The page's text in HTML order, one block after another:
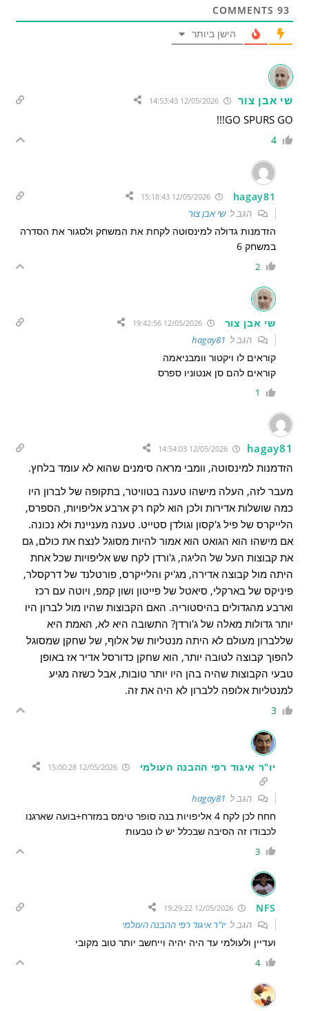
93
הישן ביותר
שי אבן צור 12/05/2026 14:53:43
GO SPURS GO!!!
4
hagay81
12/05/2026 15:18:43
הגב לשי אבן צור
הזדמנות גדולה למינסוטה לקחת את המשחק ולסגור את הסדרה
במשחק 6
2
שי אבן צור 12/05/2026 19:42:56
הגב ל hagay81
קוראים לו ויקטור וומבניאמה
קוראים להם סן אנטוניו ספרס
1
hagay81
12/05/2026 14:54:03
הזדמנות למינסוטה, וומבי מראה סימנים שהוא לא עומד בלחץ.
מעבר לזה, העלה מישהו טענה בטוויטר, בתקופה של לברון היו
כמה שושלות אדירות ולכן הוא לקח רק ארבע אליפויות, הספרס,
הלייקרס של פיל ג'קסון וגולדן סטייט. טענה מעניינת ולא נכונה.
אם מישהו הוא הגואט הוא אמור להיות מסוגל לנצח את כולם, גם
את קבוצות העל של הליגה, ג'ורדן לקח שש אליפויות שכל אחת
היתה מול קבוצה אדירה, מג'יק והלייקרס, פורטלנד של דרקסלר,
פיניקס של בארקלי, סיאטל של פייטון ושון קמפ, ויוטה עם רכז
וארבע מהגדולים בהיסטוריה. האם הקבוצות שהיו מול לברון היו
יותר גדולות מאלה של ג'ורדן? התשובה היא לא, האמת היא
שללברון מעולם לא היתה מנטליות של אלוף, של שחקן שמסוגל
להפוך קבוצה לטובה יותר, הוא שחקן כדורסל אדיר אז באופן
טבעי הקבוצות שהיה בהן היו יותר טובות, אבל כשזה מגיע
למנטליות אלופה ללברון לא היה את זה.
3
יו"ר איגוד רפי ההבנה העולמי 12/05/2026 15:00:28
הגב ל hagay81
חחח לכן לקח 4 אליפויות בנה סופר טימס במזרח+בועה שארגנו
לכבודו זה הסיבה שבכלל יש לו טבעות
3
NFS
הגב ליו"ר איגוד רפי ההבנה העולמי
ועדיין ולעולמי עד היה יהיה וייחשב יותר טוב מקובי
4